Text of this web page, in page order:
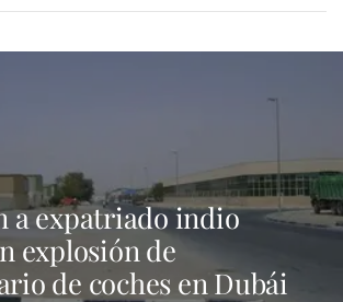
a expatriado indio
explosión de
de coches en Dubái